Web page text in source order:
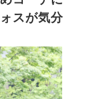
スが気分